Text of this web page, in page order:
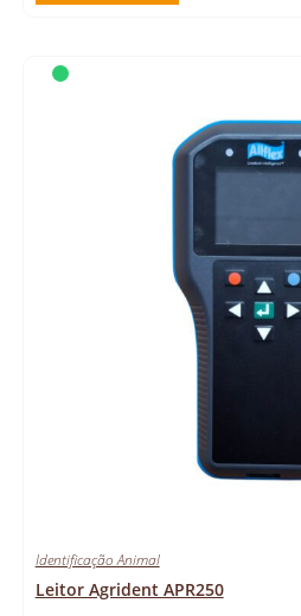
Identificação Animal
Leitor Agrident APR250